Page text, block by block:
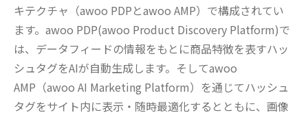
キテクチャ（awoo PDPとawoo AMP）で構成されてい
ます。awoo PDP(awoo Product Discovery Platform)で
は、データフィードの情報をもとに商品特徴を表すハッ
シュタグをAIが自動生成します。そしてawoo
AMP（awoo AI Marketing Platform）を通じてハッシュ
タグをサイト内に表示・随時最適化するとともに、画像